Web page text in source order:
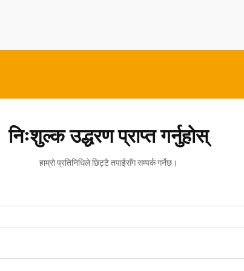
निःशुल्क उद्धरण प्राप्त गर्नुहोस्
हाम्रो प्रतिनिधिले छिट्टै तपाईंसँग सम्पर्क गर्नेछ।